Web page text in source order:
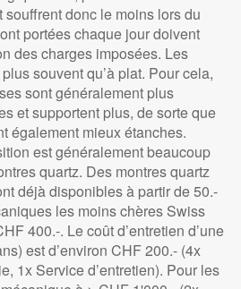
donc le moins lors du
portées chaque jour doivent
des charges imposées. Les
souvent qu’à plat. Pour cela,
sont généralement plus
et supportent plus, de sorte que
également mieux étanches.
est généralement beaucoup
quartz. Des montres quartz
déjà disponibles à partir de 50.-
les moins chères Swiss
400.-. Le coût d’entretien d’une
est d’environ CHF 200.- (4x
1x Service d’entretien). Pour les